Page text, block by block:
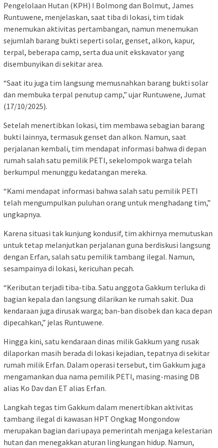
Pengelolaan Hutan (KPH) I Bolmong dan Bolmut, James
Runtuwene, menjelaskan, saat tiba di lokasi, tim tidak
menemukan aktivitas pertambangan, namun menemukan
sejumlah barang bukti seperti solar, genset, alkon, kapur,
terpal, beberapa camp, serta dua unit ekskavator yang
disembunyikan di sekitar area.
“Saat itu juga tim langsung memusnahkan barang bukti solar
dan membuka terpal penutup camp,” ujar Runtuwene, Jumat
(17/10/2025).
Setelah menertibkan lokasi, tim membawa sebagian barang
bukti lainnya, termasuk genset dan alkon. Namun, saat
perjalanan kembali, tim mendapat informasi bahwa di depan
rumah salah satu pemilik PETI, sekelompok warga telah
berkumpul menunggu kedatangan mereka.
“Kami mendapat informasi bahwa salah satu pemilik PETI
telah mengumpulkan puluhan orang untuk menghadang tim,”
ungkapnya.
Karena situasi tak kunjung kondusif, tim akhirnya memutuskan
untuk tetap melanjutkan perjalanan guna berdiskusi langsung
dengan Erfan, salah satu pemilik tambang ilegal. Namun,
sesampainya di lokasi, kericuhan pecah.
“Keributan terjadi tiba-tiba. Satu anggota Gakkum terluka di
bagian kepala dan langsung dilarikan ke rumah sakit. Dua
kendaraan juga dirusak warga; ban-ban disobek dan kaca depan
dipecahkan,” jelas Runtuwene.
Hingga kini, satu kendaraan dinas milik Gakkum yang rusak
dilaporkan masih berada di lokasi kejadian, tepatnya di sekitar
rumah milik Erfan. Dalam operasi tersebut, tim Gakkum juga
mengamankan dua nama pemilik PETI, masing-masing DB
alias Ko Dav dan ET alias Erfan.
Langkah tegas tim Gakkum dalam menertibkan aktivitas
tambang ilegal di kawasan HPT Ongkag Mongondow
merupakan bagian dari upaya pemerintah menjaga kelestarian
hutan dan menegakkan aturan lingkungan hidup. Namun,